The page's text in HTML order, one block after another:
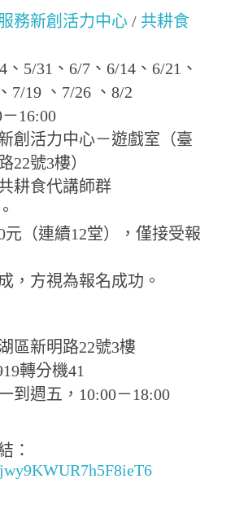
務新創活力中心 / 共耕食
、5/31、6/7、6/14、6/21、
7/19 、7/26 、8/2
16:00
創活力中心－遊戲室（臺
22號3樓）
耕食代講師群
元（連續12堂），僅接受報
，方視為報名成功。
區新明路22號3樓
轉分機41
到週五，10:00－18:00
：